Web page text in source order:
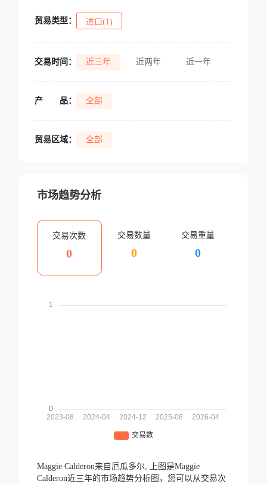
贸易类型： 进口(1)
交易时间： 近三年 近两年 近一年
产 品： 全部
贸易区域： 全部
市场趋势分析
交易次数
0
交易数量
0
交易重量
0
Maggie Calderon来自厄瓜多尔,
上图是Maggie
Calderon近三年的市场趋势分析图，您可以从交易次